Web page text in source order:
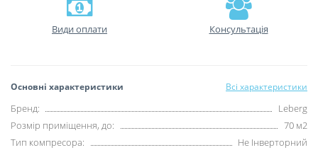
Види оплати Консультація
Основні характеристики Всі характеристики
Бренд:
Leberg
Розмір приміщення, до:
70 м2
Тип компресора:
Не Інверторний